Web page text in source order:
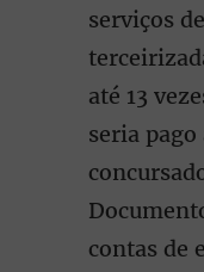
serviços
até 13
seria
contas de